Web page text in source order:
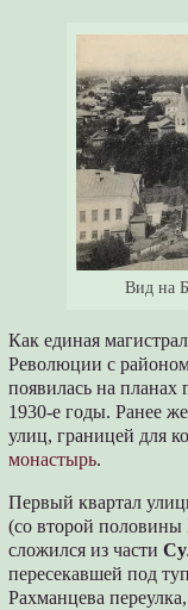
Вид на
Как единая
Революции с
появилась на планах
1930-е годы. Ранее
улиц, границей для
монастырь.
Первый квартал
(со второй
сложился из части
пересекавшей под
Рахманцева